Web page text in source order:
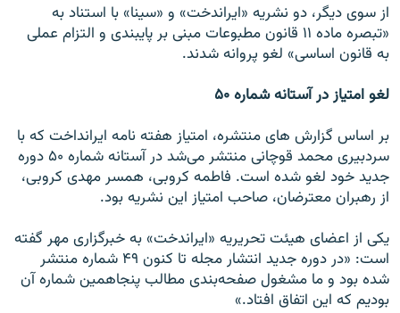
از سوى ديگر، دو نشريه «ايراندخت» و «سينا» با استناد به
«تبصره ماده ۱۱ قانون مطبوعات مبنى بر پايبندى و التزام عملى
به قانون اساسى» لغو پروانه شدند.
لغو امتیاز در آستانه شماره ۵۰
بر اساس گزارش‌ هاى منتشره، امتياز هفته ‌نامه ايرانداخت كه با
سردبيرى محمد قوچانى منتشر مى‌شد در آستانه شماره ۵۰ دوره
جديد خود لغو شده است. فاطمه كروبى، همسر مهدى كروبى،
از رهبران معترضان، صاحب امتياز اين نشريه بود.
يكى از اعضاى هيئت تحريريه «ايراندخت» به خبرگزارى مهر گفته
است: «در دوره جديد انتشار مجله تا كنون ۴۹ شماره منتشر
شده بود و ما مشغول صفحه‌‌بندى مطالب پنجاهمين شماره آن
بوديم كه اين اتفاق افتاد.»